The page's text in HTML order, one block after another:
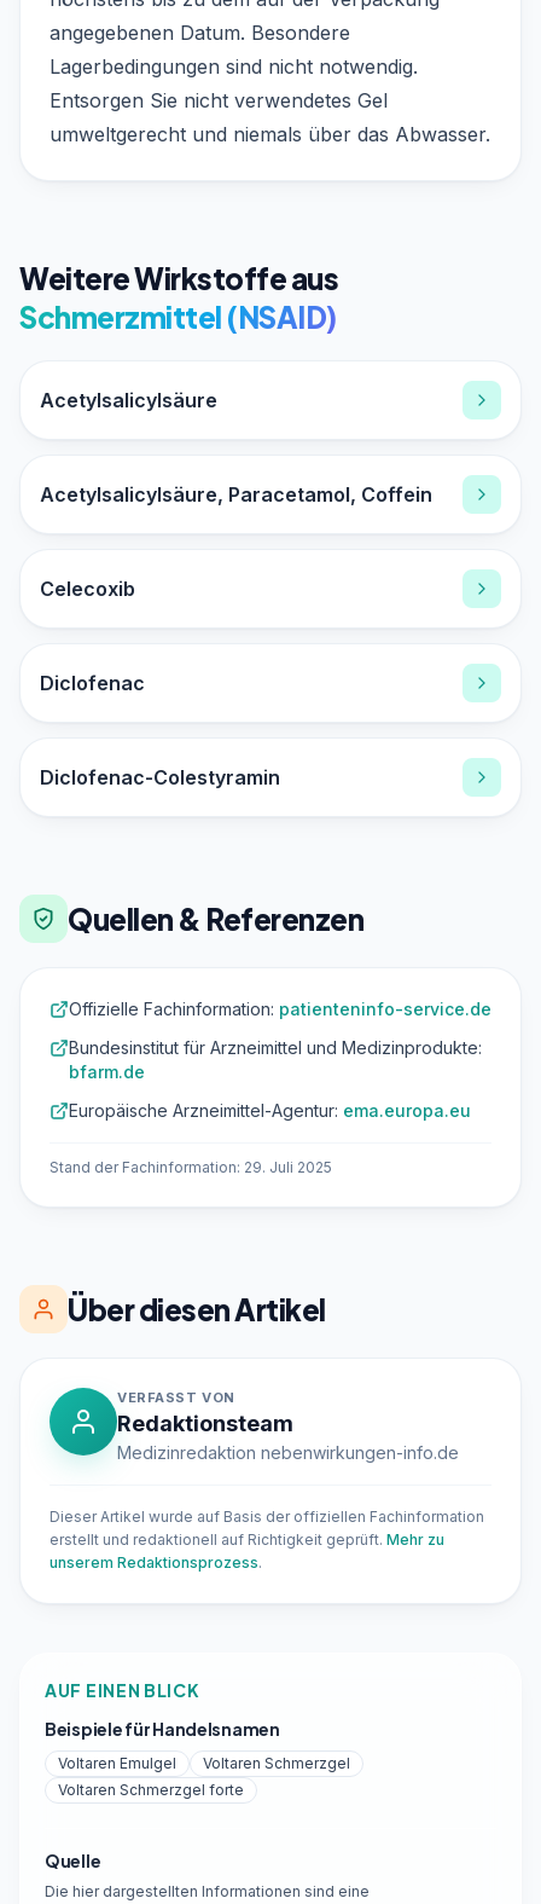
angegebenen Datum. Besondere
Lagerbedingungen sind nicht notwendig.
Entsorgen Sie nicht verwendetes Gel
umweltgerecht und niemals über das Abwasser.
Weitere Wirkstoffe aus
Schmerzmittel (NSAID)
Acetylsalicylsäure
Acetylsalicylsäure, Paracetamol, Coffein
Celecoxib
Diclofenac
Diclofenac-Colestyramin
Quellen & Referenzen
Offizielle Fachinformation: patienteninfo-service.de
Bundesinstitut für Arzneimittel und Medizinprodukte:
bfarm.de
Europäische Arzneimittel-Agentur: ema.europa.eu
Stand der Fachinformation: 29. Juli 2025
Über diesen Artikel
VERFASST VON
Redaktionsteam
Medizinredaktion nebenwirkungen-info.de
Dieser Artikel wurde auf Basis der offiziellen Fachinformation
erstellt und redaktionell auf Richtigkeit geprüft. Mehr zu
unserem Redaktionsprozess.
AUF EINEN BLICK
Beispiele für Handelsnamen
Voltaren Emulgel
Voltaren Schmerzgel
Voltaren Schmerzgel forte
Quelle
Die hier dargestellten Informationen sind eine